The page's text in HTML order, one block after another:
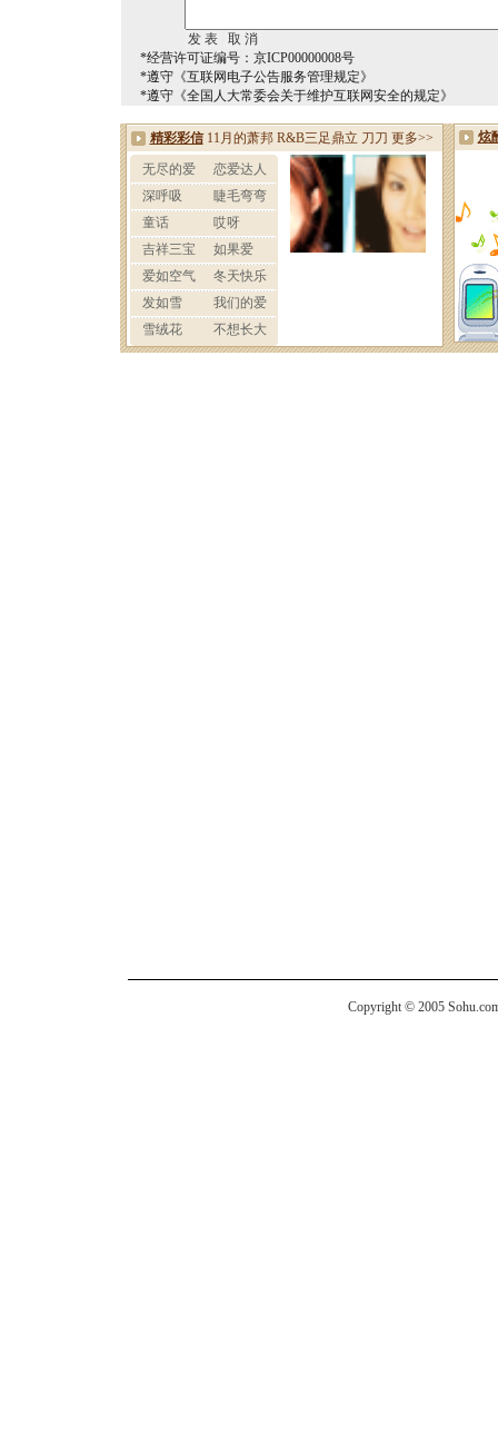
*经营许可证编号：京ICP00000008号
*遵守《互联网电子公告服务管理规定》
*遵守《全国人大常委会关于维护互联网安全的规定》
Copyright © 2005